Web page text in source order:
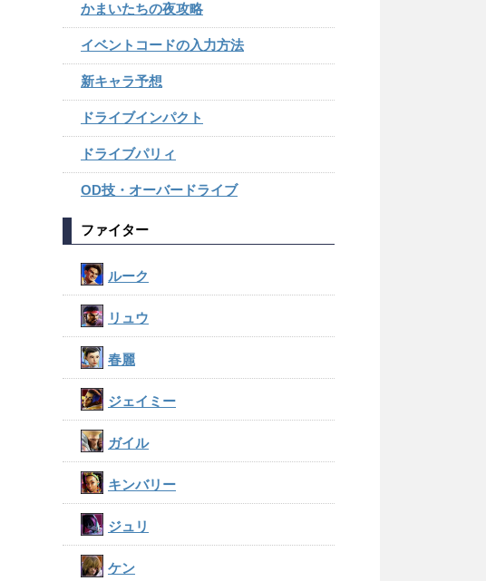
かまいたちの夜攻略
イベントコードの入力方法
新キャラ予想
ドライブインパクト
ドライブパリィ
OD技・オーバードライブ
ファイター
ルーク
リュウ
春麗
ジェイミー
ガイル
キンバリー
ジュリ
ケン